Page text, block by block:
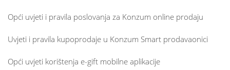
Opći uvjeti i pravila poslovanja za Konzum online prodaju
Uvjeti i pravila kupoprodaje u Konzum Smart prodavaonici
Opći uvjeti korištenja e-gift mobilne aplikacije